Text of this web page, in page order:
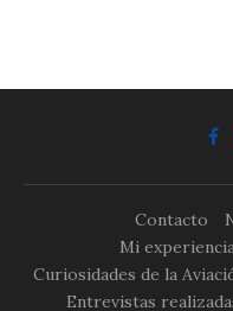
Contacto
Mi
Curiosidades de la
Entrevistas